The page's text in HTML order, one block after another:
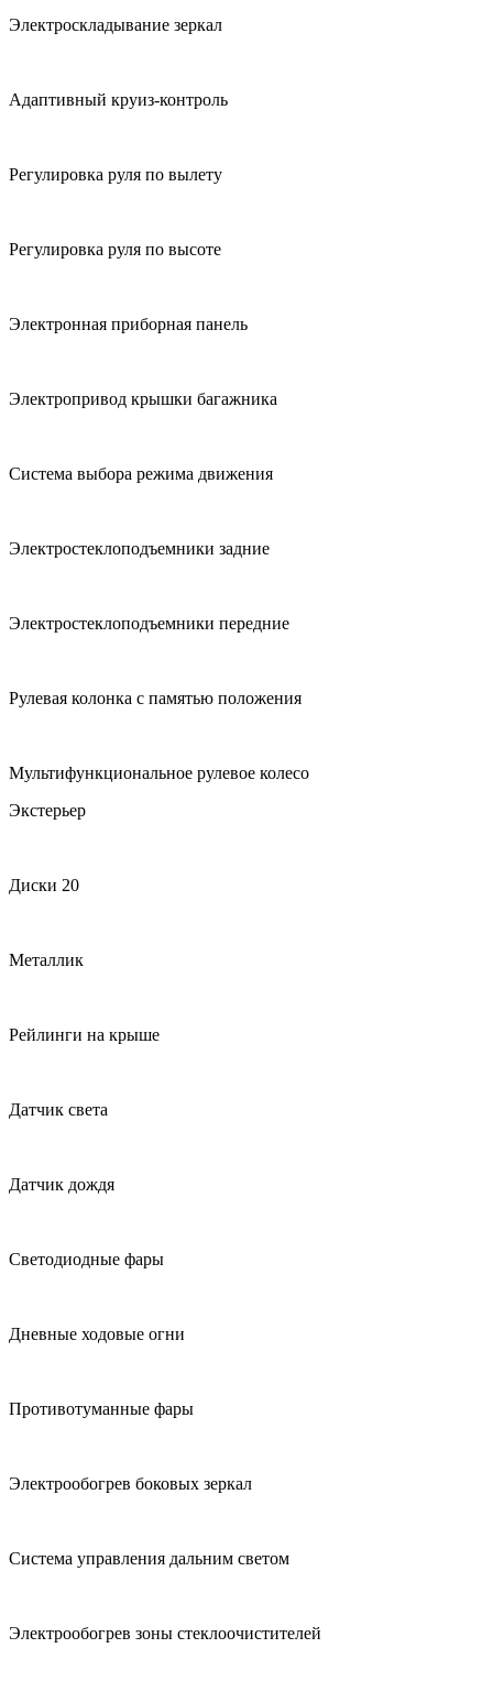
Электроскладывание зеркал
Адаптивный круиз-контроль
Регулировка руля по вылету
Регулировка руля по высоте
Электронная приборная панель
Электропривод крышки багажника
Система выбора режима движения
Электростеклоподъемники задние
Электростеклоподъемники передние
Рулевая колонка с памятью положения
Мультифункциональное рулевое колесо
Экстерьер
Диски 20
Металлик
Рейлинги на крыше
Датчик света
Датчик дождя
Светодиодные фары
Дневные ходовые огни
Противотуманные фары
Электрообогрев боковых зеркал
Система управления дальним светом
Электрообогрев зоны стеклоочистителей